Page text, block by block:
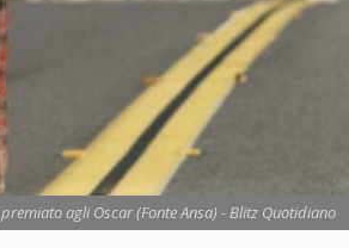
agli Oscar (Fonte Ansa) - Blitz Quotidiano